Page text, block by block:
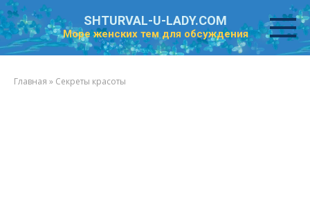
Перейти
к
контенту
SHTURVAL-U-LADY.COM
Море женских тем для обсуждения
Главная » Секреты красоты